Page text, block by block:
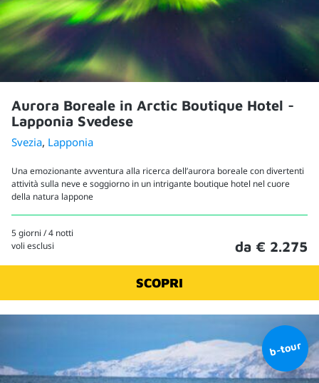
Aurora Boreale in Arctic Boutique Hotel -
Lapponia Svedese
Svezia, Lapponia
Una emozionante avventura alla ricerca dell’aurora boreale con divertenti
attività sulla neve e soggiorno in un intrigante boutique hotel nel cuore
della natura lappone
5 giorni / 4 notti
voli esclusi
da € 2.275
SCOPRI